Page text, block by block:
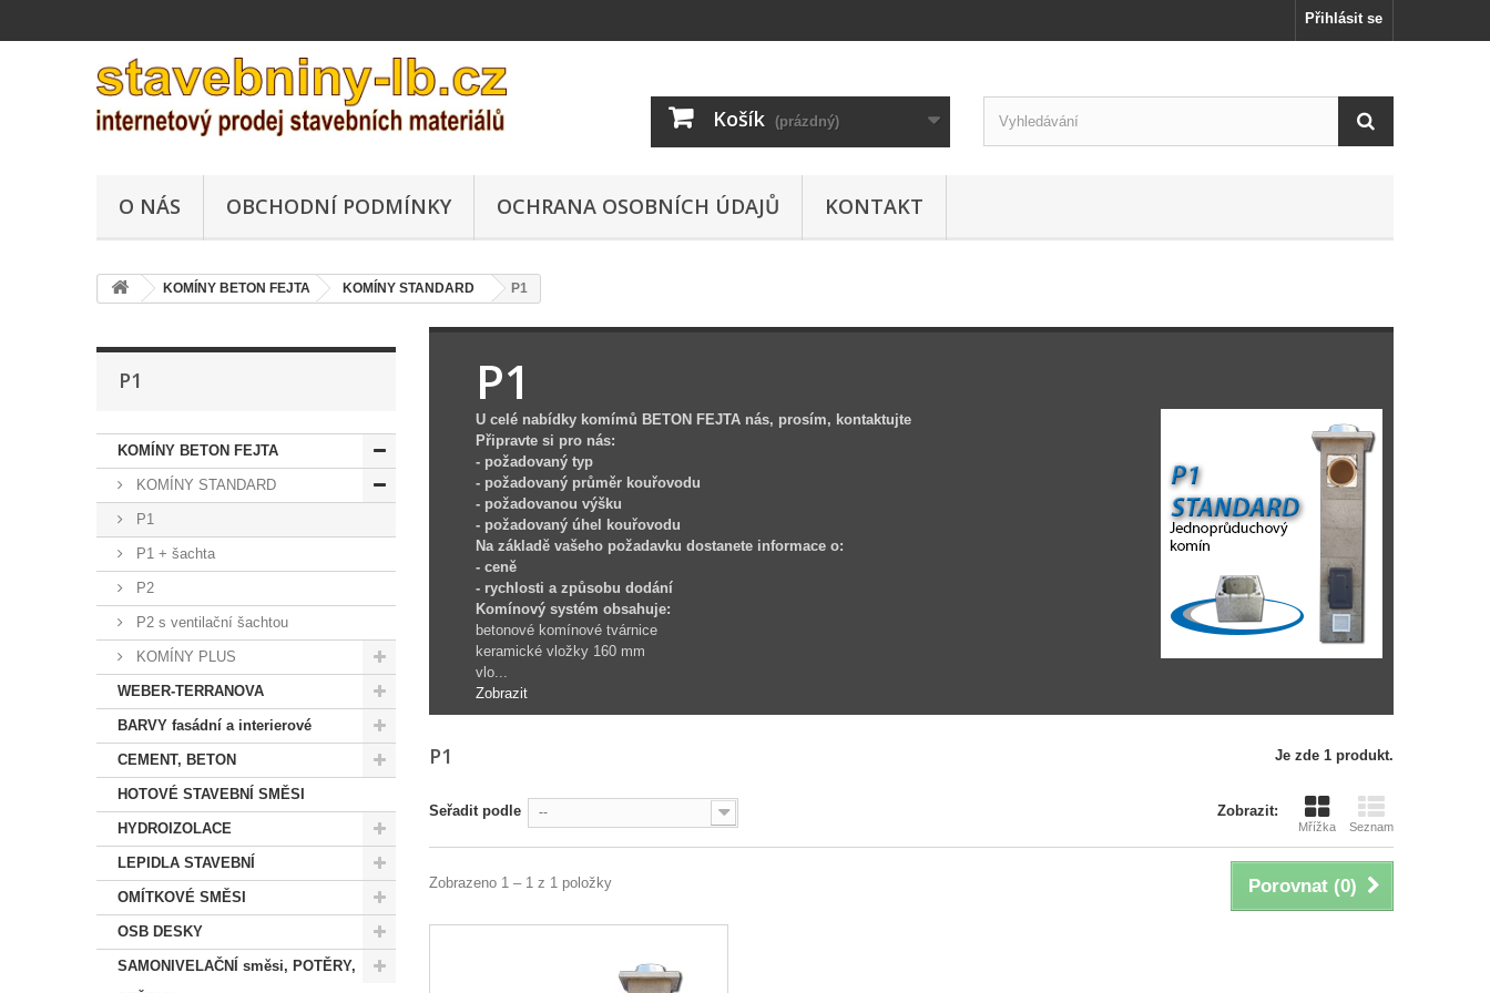
Přihlásit se
Košík (prázdný)
O NÁS OBCHODNÍ PODMÍNKY OCHRANA OSOBNÍCH ÚDAJŮ KONTAKT
KOMÍNY BETON FEJTA KOMÍNY STANDARD P1
P1
KOMÍNY BETON FEJTA
KOMÍNY STANDARD
P1
P1 + šachta
P2
P2 s ventilační šachtou
KOMÍNY PLUS
WEBER-TERRANOVA
BARVY fasádní a interierové
CEMENT, BETON
HOTOVÉ STAVEBNÍ SMĚSI
HYDROIZOLACE
LEPIDLA STAVEBNÍ
OMÍTKOVÉ SMĚSI
OSB DESKY
SAMONIVELAČNÍ směsi, POTĚRY,
P1
U celé nabídky komímů BETON FEJTA nás, prosím, kontaktujte
Připravte si pro nás:
- požadovaný typ
- požadovaný průměr kouřovodu
- požadovanou výšku
- požadovaný úhel kouřovodu
Na základě vašeho požadavku dostanete informace o:
- ceně
- rychlosti a způsobu dodání
Komínový systém obsahuje:
betonové komínové tvárnice
keramické vložky 160 mm
vlo...
Zobrazit
P1 Je zde 1 produkt.
Zobrazit:
Mřížka Seznam
Seřadit podle --
Porovnat (0)
Zobrazeno 1 – 1 z 1 položky